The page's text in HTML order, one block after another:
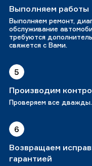
Выполняем работы
Выполняем ремонт,
обслуживание
требуются
свяжется с Вами.
5
Производим
Проверяем все
6
Возвращаем
гарантией